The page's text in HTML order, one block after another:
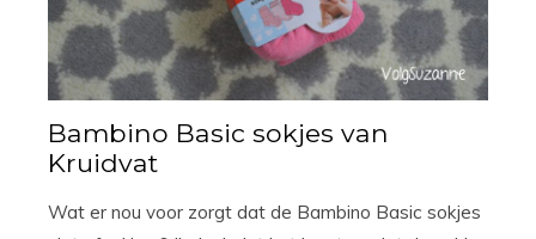
Bambino Basic sokjes van
Kruidvat
Wat er nou voor zorgt dat de Bambino Basic sokjes